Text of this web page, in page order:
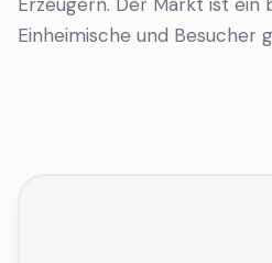
Einheimische und Besucher